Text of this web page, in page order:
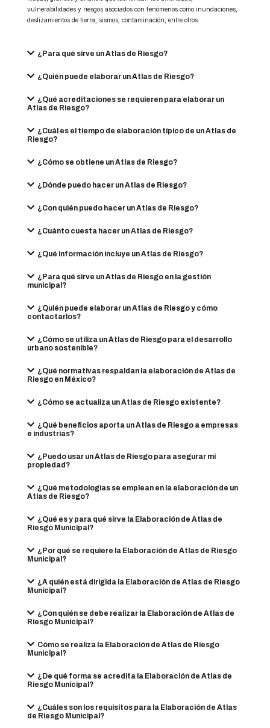
vulnerabilidades y riesgos asociados con fenómenos como inundaciones,
deslizamientos de tierra, sismos, contaminación, entre otros.
¿Para qué sirve un Atlas de Riesgo?
¿Quién puede elaborar un Atlas de Riesgo?
¿Qué acreditaciones se requieren para elaborar un
Atlas de Riesgo?
¿Cuál es el tiempo de elaboración típico de un Atlas de
Riesgo?
¿Cómo se obtiene un Atlas de Riesgo?
¿Dónde puedo hacer un Atlas de Riesgo?
¿Con quién puedo hacer un Atlas de Riesgo?
¿Cuánto cuesta hacer un Atlas de Riesgo?
¿Qué información incluye un Atlas de Riesgo?
¿Para qué sirve un Atlas de Riesgo en la gestión
municipal?
¿Quién puede elaborar un Atlas de Riesgo y cómo
contactarlos?
¿Cómo se utiliza un Atlas de Riesgo para el desarrollo
urbano sostenible?
¿Qué normativas respaldan la elaboración de Atlas de
Riesgo en México?
¿Cómo se actualiza un Atlas de Riesgo existente?
¿Qué beneficios aporta un Atlas de Riesgo a empresas
e industrias?
¿Puedo usar un Atlas de Riesgo para asegurar mi
propiedad?
¿Qué metodologías se emplean en la elaboración de un
Atlas de Riesgo?
¿Qué es y para qué sirve la Elaboración de Atlas de
Riesgo Municipal?
¿Por qué se requiere la Elaboración de Atlas de Riesgo
Municipal?
¿A quién está dirigida la Elaboración de Atlas de Riesgo
Municipal?
¿Con quién se debe realizar la Elaboración de Atlas de
Riesgo Municipal?
Cómo se realiza la Elaboración de Atlas de Riesgo
Municipal?
¿De qué forma se acredita la Elaboración de Atlas de
Riesgo Municipal?
¿Cuáles son los requisitos para la Elaboración de Atlas
de Riesgo Municipal?